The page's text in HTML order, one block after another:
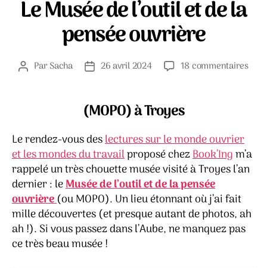
Le Musée de l’outil et de la
pensée ouvrière
Auteur
ParSacha
Date26 avril 2024 18 commentairessur
la
(MOPO) à Troyes
Le rendez-vous deslectures sur le monde ouvrier
et les mondes du travailproposé chezBook’Ingm’a
rappelé un très chouette musée visité à Troyes l’an
dernier : leMusée de l’outil et de la pensée
ouvrière (ou MOPO). Un lieu étonnant où j’ai fait
mille découvertes (et presque autant de photos, ah
ah !). Si vous passez dans l’Aube, ne manquez pas
ce très beau musée !